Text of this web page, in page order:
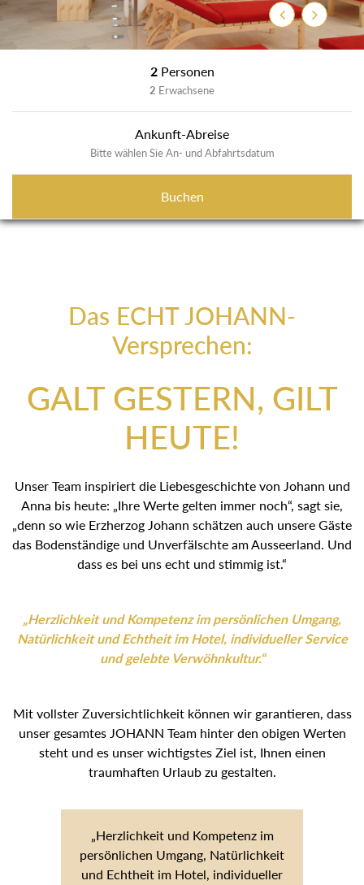
ZurückWeiter
2 Personen
2 Erwachsene
Ankunft-Abreise
Bitte wählen Sie An- und Abfahrtsdatum
Buchen
Das ECHT JOHANN-
Versprechen:
GALT GESTERN, GILT
HEUTE!
Unser Team inspiriert die Liebesgeschichte von Johann und
Anna bis heute: „Ihre Werte gelten immer noch“, sagt sie,
„denn so wie Erzherzog Johann schätzen auch unsere Gäste
das Bodenständige und Unverfälschte am Ausseerland. Und
dass es bei uns echt und stimmig ist.“
„Herzlichkeit und Kompetenz im persönlichen Umgang,
Natürlichkeit und Echtheit im Hotel, individueller Service
und gelebte Verwöhnkultur.“
Mit vollster Zuversichtlichkeit können wir garantieren, dass
unser gesamtes JOHANN Team hinter den obigen Werten
steht und es unser wichtigstes Ziel ist, Ihnen einen
traumhaften Urlaub zu gestalten.
„Herzlichkeit und Kompetenz im
persönlichen Umgang, Natürlichkeit
und Echtheit im Hotel, individueller